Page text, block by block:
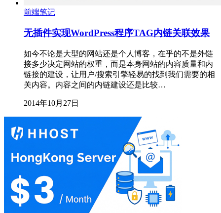
前端笔记
无插件实现WordPress程序TAG内链关联效果
如今不论是大型的网站还是个人博客，在乎的不是外链
接多少决定网站的权重，而是本身网站的内容质量和内
链接的建设，让用户/搜索引擎轻易的找到我们需要的相
关内容。内容之间的内链建设还是比较…
2014年10月27日